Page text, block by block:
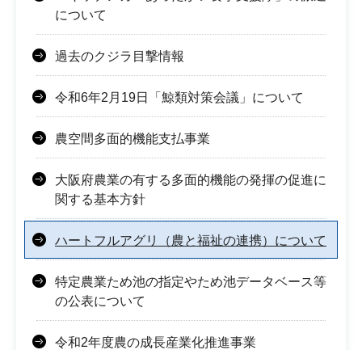
について
過去のクジラ目撃情報
令和6年2月19日「鯨類対策会議」について
農空間多面的機能支払事業
大阪府農業の有する多面的機能の発揮の促進に
関する基本方針
ハートフルアグリ（農と福祉の連携）について
特定農業ため池の指定やため池データベース等
の公表について
令和2年度農の成長産業化推進事業